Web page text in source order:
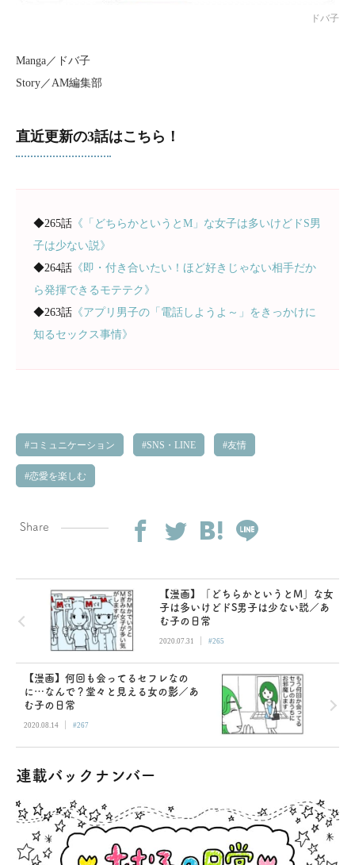
ドバ子
Manga／ドバ子
Story／AM編集部
直近更新の3話はこちら！
◆265話《「どちらかというとM」な女子は多いけどドS男
子は少ない説》
◆264話《即・付き合いたい！ほど好きじゃない相手だか
ら発揮できるモテテク》
◆263話《アプリ男子の「電話しようよ～」をきっかけに
知るセックス事情》
コミュニケーション SNS・LINE 友情
恋愛を楽しむ
Share
【漫画】「どちらかというとM」な女
子は多いけどドS男子は少ない説／あ
む子の日常
2020.07.31 | #265
【漫画】何回も会ってるセフレなの
に…なんで？堂々と見える女の影／あ
む子の日常
2020.08.14 | #267
連載バックナンバー